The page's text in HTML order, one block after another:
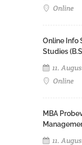
Online
Online Info
Studies
11.
Online
MBA
11.